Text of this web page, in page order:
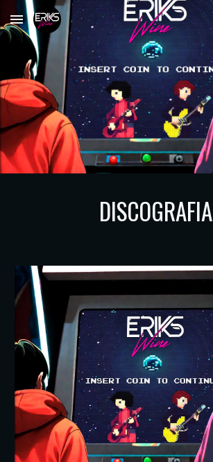
Skip to main content
DISCOGRAFIA